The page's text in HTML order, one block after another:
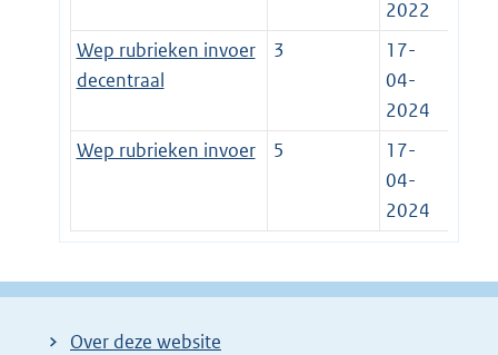
2022
Wep rubrieken invoer
decentraal
3
17-
04-
2024
Wep rubrieken invoer
5
17-
04-
2024
Over deze website